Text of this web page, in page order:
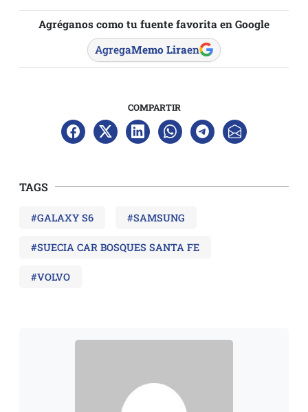
Agréganos como tu fuente favorita en Google
AgregaMemo Liraen
COMPARTIR
TAGS
#GALAXY S6 #SAMSUNG
#SUECIA CAR BOSQUES SANTA FE
#VOLVO